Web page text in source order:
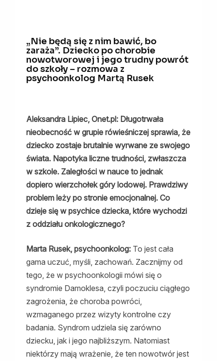
„Nie będą się z nim bawić, bo
zaraża”. Dziecko po chorobie
nowotworowej i jego trudny powrót
do szkoły – rozmowa z
psychoonkolog Martą Rusek
Aleksandra Lipiec, Onet.pl: Długotrwała
nieobecność w grupie rówieśniczej sprawia, że
dziecko zostaje brutalnie wyrwane ze swojego
świata. Napotyka liczne trudności, zwłaszcza
w szkole. Zaległości w nauce to jednak
dopiero wierzchołek góry lodowej. Prawdziwy
problem leży po stronie emocjonalnej. Co
dzieje się w psychice dziecka, które wychodzi
z oddziału onkologicznego?
Marta Rusek, psychoonkolog: To jest cała
gama uczuć, myśli, zachowań. Zacznijmy od
tego, że w psychoonkologii mówi się o
syndromie Damoklesa, czyli poczuciu ciągłego
zagrożenia, że choroba powróci,
wzmaganego przez wizyty kontrolne czy
badania. Syndrom udziela się zarówno
dziecku, jak i jego najbliższym. Natomiast
niektórzy mają wrażenie, że ten nowotwór jest